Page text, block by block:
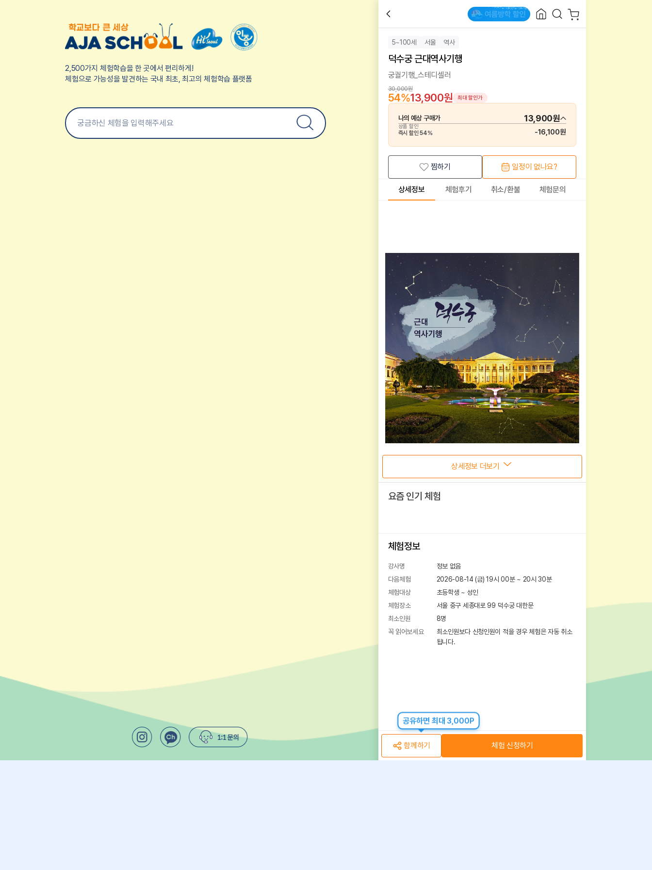
2,500가지 체험학습을 한 곳에서 편리하게!
체험으로 가능성을 발견하는 국내 최초, 최고의 체험학습 플랫폼
5~100세 서울 역사
덕수궁 근대역사기행
궁궐기행_스테디셀러
30,000원
54%13,900원 최대 할인가
나의 예상 구매가 13,900원
상품 할인
즉시 할인54% -16,100원
찜하기 일정이 없나요?
상세정보 체험후기 취소/환불 체험문의
상세정보 더보기
요즘 인기 체험
체험정보
강사명
정보 없음
다음체험
2026-08-14 (금) 19시 00분~ 20시30분
체험대상
초등학생 ~ 성인
체험장소
서울 중구 세종대로 99 덕수궁 대한문
최소인원
8명
꼭 읽어보세요
최소인원보다 신청인원이 적을 경우 체험은 자동 취소
됩니다.
공유하면 최대 3,000P
함께하기 체험 신청하기